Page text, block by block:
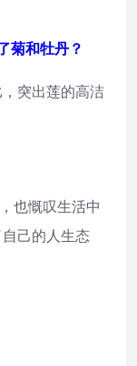
菊和牡丹？
突出莲的高洁
也慨叹生活中
己的人生态